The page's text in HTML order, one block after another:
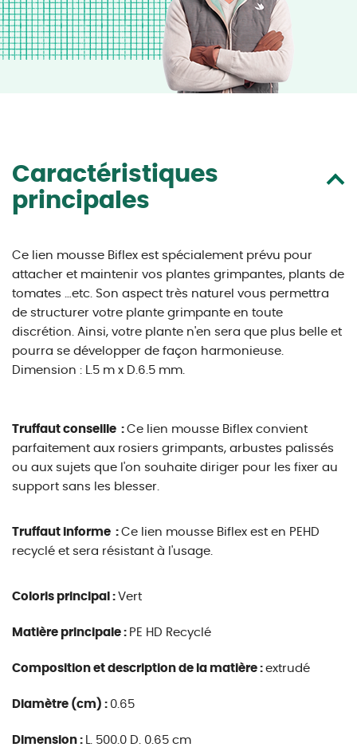
Caractéristiques
principales
Ce lien mousse Biflex est spécialement prévu pour
attacher et maintenir vos plantes grimpantes, plants de
tomates …etc. Son aspect très naturel vous permettra
de structurer votre plante grimpante en toute
discrétion. Ainsi, votre plante n'en sera que plus belle et
pourra se développer de façon harmonieuse.
Dimension : L.5 m x D.6.5 mm.
Truffaut conseille : Ce lien mousse Biflex convient
parfaitement aux rosiers grimpants, arbustes palissés
ou aux sujets que l'on souhaite diriger pour les fixer au
support sans les blesser.
Truffaut informe : Ce lien mousse Biflex est en PEHD
recyclé et sera résistant à l'usage.
Coloris principal : Vert
Matière principale : PE HD Recyclé
Composition et description de la matière : extrudé
Diamètre (cm) : 0.65
Dimension : L. 500.0 D. 0.65 cm